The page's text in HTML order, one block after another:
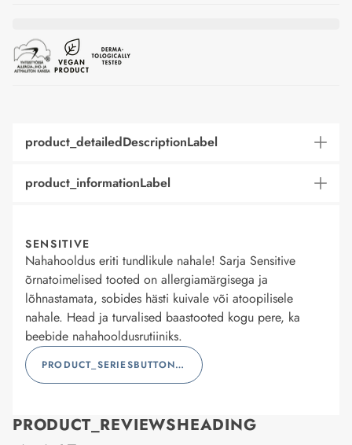
product_detailedDescriptionLabel
product_informationLabel
SENSITIVE
Nahahooldus eriti tundlikule nahale! Sarja Sensitive
õrnatoimelised tooted on allergiamärgisega ja
lõhnastamata, sobides hästi kuivale või atoopilisele
nahale. Head ja turvalised baastooted kogu pere, ka
beebide nahahooldusrutiiniks.
PRODUCT_SERIESBUTTONLABEL
PRODUCT_REVIEWSHEADING